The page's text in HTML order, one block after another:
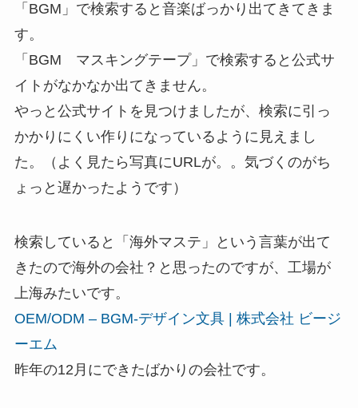
「BGM」で検索すると音楽ばっかり出てきてきま
す。
「BGM マスキングテープ」で検索すると公式サ
イトがなかなか出てきません。
やっと公式サイトを見つけましたが、検索に引っ
かかりにくい作りになっているように見えまし
た。（よく見たら写真にURLが。。気づくのがち
ょっと遅かったようです）
検索していると「海外マステ」という言葉が出て
きたので海外の会社？と思ったのですが、工場が
上海みたいです。
OEM/ODM – BGM-デザイン文具 | 株式会社 ビージ
ーエム
昨年の12月にできたばかりの会社です。